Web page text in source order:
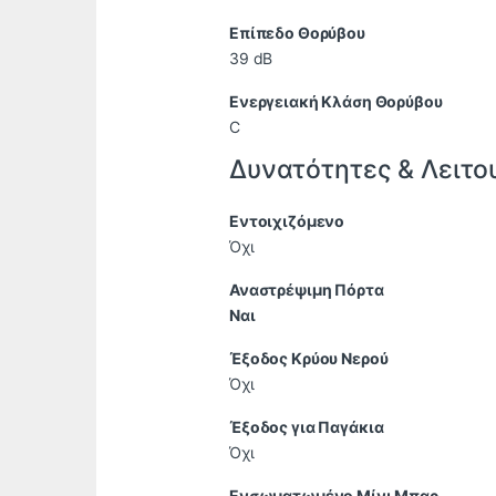
Επίπεδο Θορύβου
39 dB
Ενεργειακή Κλάση Θορύβου
C
Δυνατότητες &
Εντοιχιζόμενο
Όχι
Αναστρέψιμη Πόρτα
Ναι
Έξοδος Κρύου Νερού
Όχι
Έξοδος για Παγάκια
Όχι